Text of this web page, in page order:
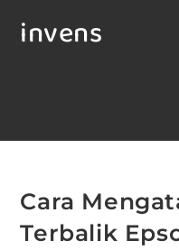
invens
Cara
Terbalik